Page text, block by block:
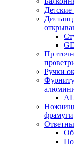
Детские
Ручки
фрамуги